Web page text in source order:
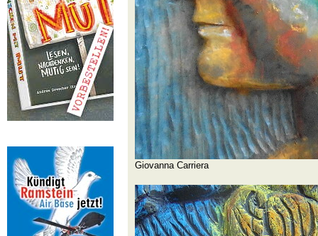
Giovanna Carriera